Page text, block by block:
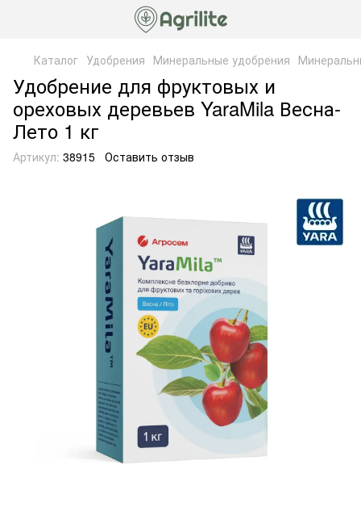
Каталог Удобрения Минеральные удобрения
Удобрение для фруктовых и
ореховых деревьев YaraMila Весна-
Лето 1 кг
Артикул: 38915 Оставить отзыв